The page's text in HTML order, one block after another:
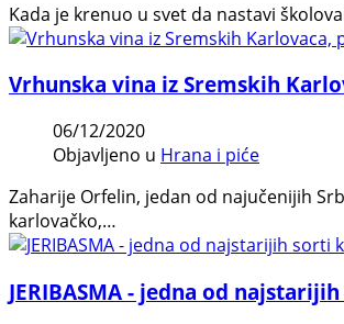
Kada je krenuo u svet da nastavi
Vrhunska vina iz Sremskih
06/12/2020
Objavljeno u Hrana i piće
Zaharije Orfelin, jedan od najučenijih
karlovačko,…
JERIBASMA - jedna od